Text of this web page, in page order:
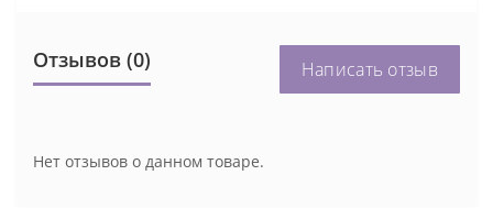
Отзывов (0) Написать отзыв
Нет отзывов о данном товаре.